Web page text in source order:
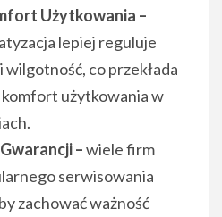
Użytkowania –
lepiej reguluje
co przekłada
komfort użytkowania w
–wiele firm
serwisowania
zachować ważność